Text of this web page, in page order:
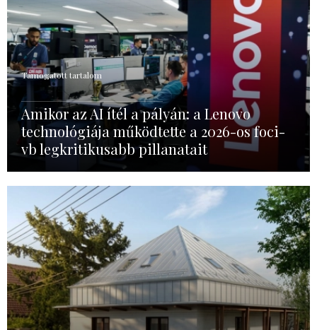
Támogatott tartalom
Amikor az AI ítél a pályán: a Lenovo
technológiája működtette a 2026-os foci-
vb legkritikusabb pillanatait